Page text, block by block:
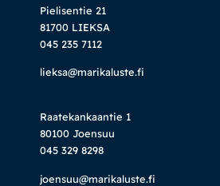
Pielisentie 21
81700 LIEKSA
045 235 7112
lieksa@marikaluste.fi
Raatekankaantie 1
80100 Joensuu
045 329 8298
joensuu@marikaluste.fi